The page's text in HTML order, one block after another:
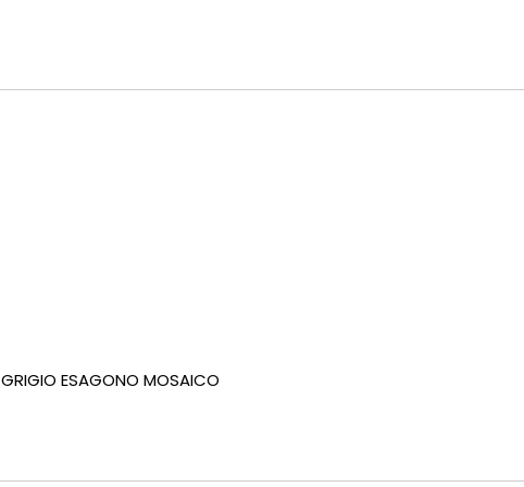
GRIGIO ESAGONO MOSAICO